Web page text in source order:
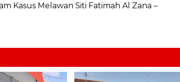
Kasus Melawan Siti Fatimah Al Zana –